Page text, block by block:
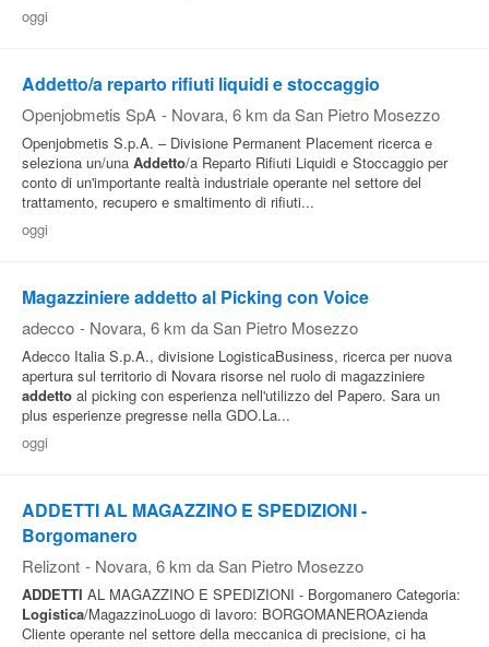
oggi
Addetto/a reparto rifiuti liquidi e stoccaggio
Openjobmetis SpA - Novara, 6 km da San Pietro Mosezzo
Openjobmetis S.p.A. – Divisione Permanent Placement ricerca e
seleziona un/una Addetto/a Reparto Rifiuti Liquidi e Stoccaggio per
conto di un'importante realtà industriale operante nel settore del
trattamento, recupero e smaltimento di rifiuti...
oggi
Magazziniere addetto al Picking con Voice
adecco - Novara, 6 km da San Pietro Mosezzo
Adecco Italia S.p.A., divisione LogisticaBusiness, ricerca per nuova
apertura sul territorio di Novara risorse nel ruolo di magazziniere
addetto al picking con esperienza nell'utilizzo del Papero. Sara un
plus esperienze pregresse nella GDO.La...
oggi
ADDETTI AL MAGAZZINO E SPEDIZIONI -
Borgomanero
Relizont - Novara, 6 km da San Pietro Mosezzo
ADDETTI AL MAGAZZINO E SPEDIZIONI - Borgomanero Categoria:
Logistica/MagazzinoLuogo di lavoro: BORGOMANEROAzienda
Cliente operante nel settore della meccanica di precisione, ci ha